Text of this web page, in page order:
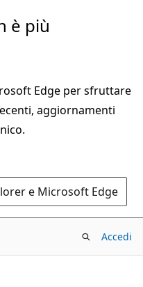
è più
Edge per sfruttare
aggiornamenti
e Microsoft Edge
Accedi